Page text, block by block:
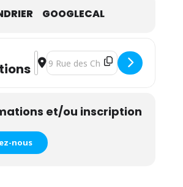
GOOGLECAL
Address - Atelier yoga, massage et
Destination Address - Atelier
et/ou inscription
nous